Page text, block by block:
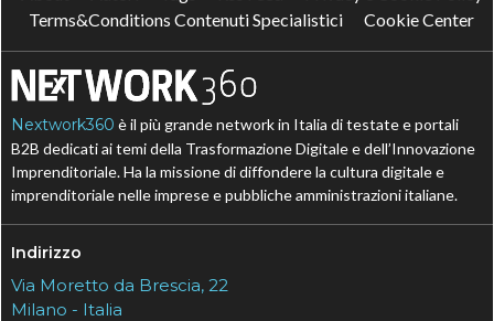
Terms&Conditions Contenuti Specialistici
Cookie Center
Nextwork360 è il più grande network in Italia di testate e portali
B2B dedicati ai temi della Trasformazione Digitale e dell’Innovazione
Imprenditoriale. Ha la missione di diffondere la cultura digitale e
imprenditoriale nelle imprese e pubbliche amministrazioni italiane.
Indirizzo
Via Moretto da Brescia, 22
Milano - Italia